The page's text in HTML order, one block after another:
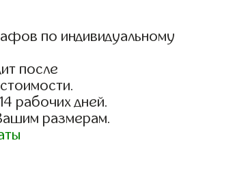
по индивидуальному
после
рабочих дней.
размерам.